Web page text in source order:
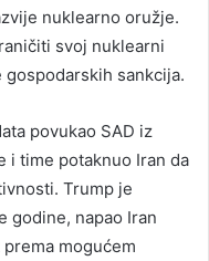
nuklearno oružje.
svoj nuklearni
gospodarskih sankcija.
povukao SAD iz
i time potaknuo Iran da
Trump je
godine, napao Iran
mogućem